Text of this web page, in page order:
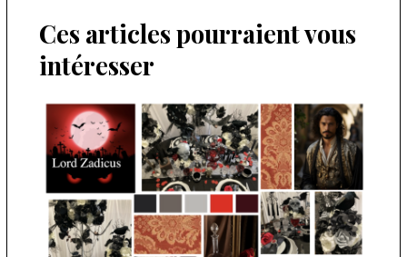
Ces articles pourraient vous
intéresser